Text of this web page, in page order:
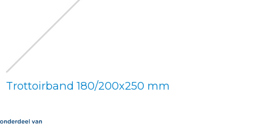
Trottoirband 180/200x250 mm